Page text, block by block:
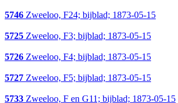
5746 Zweeloo, F24; bijblad; 1873-05-15
5725 Zweeloo, F3; bijblad; 1873-05-15
5726 Zweeloo, F4; bijblad; 1873-05-15
5727 Zweeloo, F5; bijblad; 1873-05-15
5733 Zweeloo, F en G11; bijblad; 1873-05-15